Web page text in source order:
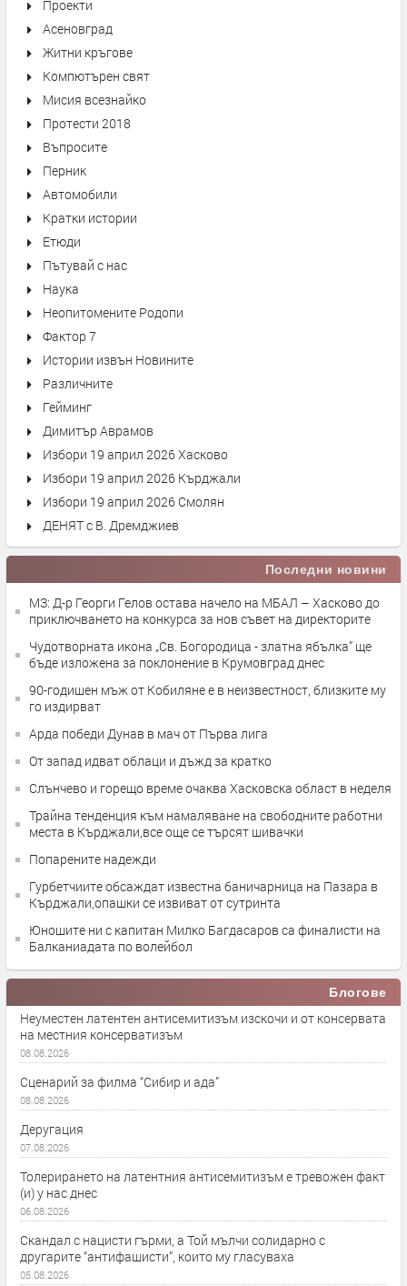
Проекти
Асеновград
Житни кръгове
Компютърен свят
Мисия всезнайко
Протести 2018
Въпросите
Перник
Автомобили
Кратки истории
Етюди
Пътувай с нас
Наука
Неопитомените Родопи
Фактор 7
Истории извън Новините
Различните
Гейминг
Димитър Аврамов
Избори 19 април 2026 Хасково
Избори 19 април 2026 Кърджали
Избори 19 април 2026 Смолян
ДЕНЯТ с В. Дремджиев
Последни новини
МЗ: Д-р Георги Гелов остава начело на МБАЛ – Хасково до
приключването на конкурса за нов съвет на директорите
Чудотворната икона „Св. Богородица - златна ябълка” ще
бъде изложена за поклонение в Крумовград днес
90-годишен мъж от Кобиляне е в неизвестност, близките му
го издирват
Арда победи Дунав в мач от Първа лига
От запад идват облаци и дъжд за кратко
Слънчево и горещо време очаква Хасковска област в неделя
Трайна тенденция към намаляване на свободните работни
места в Кърджали,все още се търсят шивачки
Попарените надежди
Гурбетчиите обсаждат известна баничарница на Пазара в
Кърджали,опашки се извиват от сутринта
Юношите ни с капитан Милко Багдасаров са финалисти на
Балканиадата по волейбол
Блогове
Неуместен латентен антисемитизъм изскочи и от консервата
на местния консерватизъм
08.08.2026
Сценарий за филма “Сибир и ада”
08.08.2026
Деругация
07.08.2026
Толерирането на латентния антисемитизъм е тревожен факт
(и) у нас днес
06.08.2026
Скандал с нацисти гърми, а Той мълчи солидарно с
другарите “антифашисти”, които му гласуваха
05.08.2026